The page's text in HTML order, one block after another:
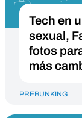
Tech en
sexual,
fotos
más
PREBUNKING